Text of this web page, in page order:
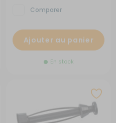
Comparer
Ajouter au panier
En stock